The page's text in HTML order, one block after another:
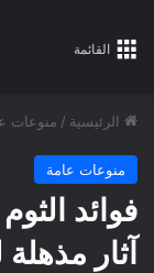
القائمة
الرئيسية / منوعات
منوعات عامة
آثار